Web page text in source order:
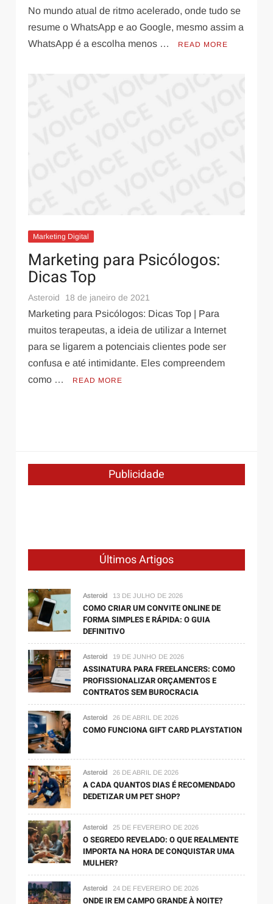
Receitas com açúcar mascavo: Veja quais são as
melhores opções
Shampoo vegano marcas: Conheça as 3
melhores marcas
Desmineralização dental: o que é e como ocorre
Saúde e Bem-Estar 12 de maio de 2022
6 Dicas para o ideal: cuidados com os pés no
verão
No mundo atual de ritmo acelerado, onde tudo se
resume o WhatsApp e ao Google, mesmo assim a
WhatsApp é a escolha menos …
READ MORE
Marketing Digital
Marketing para Psicólogos:
Dicas Top
Asteroid 18 de janeiro de 2021
Marketing para Psicólogos: Dicas Top | Para
muitos terapeutas, a ideia de utilizar a Internet
para se ligarem a potenciais clientes pode ser
confusa e até intimidante. Eles compreendem
como …
READ MORE
Publicidade
Últimos Artigos
Asteroid 13 DE JULHO DE 2026
COMO CRIAR UM CONVITE ONLINE DE
FORMA SIMPLES E RÁPIDA: O GUIA
DEFINITIVO
Asteroid 19 DE JUNHO DE 2026
ASSINATURA PARA FREELANCERS: COMO
PROFISSIONALIZAR ORÇAMENTOS E
CONTRATOS SEM BUROCRACIA
Asteroid 26 DE ABRIL DE 2026
COMO FUNCIONA GIFT CARD PLAYSTATION
Asteroid 26 DE ABRIL DE 2026
A CADA QUANTOS DIAS É RECOMENDADO
DEDETIZAR UM PET SHOP?
Asteroid 25 DE FEVEREIRO DE 2026
O SEGREDO REVELADO: O QUE REALMENTE
IMPORTA NA HORA DE CONQUISTAR UMA
MULHER?
Asteroid 24 DE FEVEREIRO DE 2026
ONDE IR EM CAMPO GRANDE À NOITE?